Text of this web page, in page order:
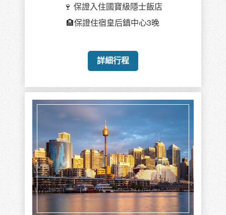
🍷 保證入住國寶級隱士飯店
🏨保證住宿皇后鎮中心3晚
詳細行程